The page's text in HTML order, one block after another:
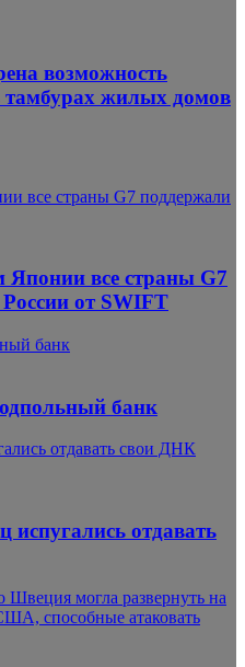
возможность
тамбурах жилых домов
все страны G7 поддержали
Японии все страны G7
от SWIFT
банк
банк
отдавать свои ДНК
отдавать
могла развернуть на
способные атаковать